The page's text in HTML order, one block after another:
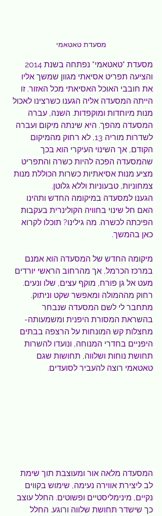
מסעדת טאטאמי
והציעה תפריט אסיאתי מגוון שמשך אליו
את חובבי האוכל האסיאתי מכל האזור. זו
הייתה המסעדה אליה הגענו כשרצינו לאכול
מנות מיוחדות ומוקפדות. השנה, עברה
המסעדה מהפך. היא שינתה מיקום ועברה
לשדרות מוריה 13, לא רחוק מהמיקום
הקודם, אך השינוי העיקרי הוא בכך
שהמסעדה הפכה להיות כשרה והתפריט
מציע מנות אסיאתיות כשרות הכוללת מנות
צמחוניות, טבעוניות וללא גלוטן.
הגענו למסעדה במיקומה החדש ותהינו
האם חל שינוי בחוויה הקולינרית בעקבות
הפיכתה לכשרה. מה גילינו? תוכלו לקרוא
כאן בהמשך.
מיקומה החדש של המסעדה הוא אמנם
במרכז הכרמל, אך מהרחוב הראשי יורדים
מעט אל גן פורח, מוקף עצים, שלו ונעים.
רחוק מההמולה ומאפשר שקט וניתוק.
מתחבר לי לשם המסעדה שנבחר
בהשראת המסורת היפנית ומשמעותה-
מחצלות קש המונחות על הרצפה בבתים
היפניים בחדרי המנוחה, ונועדו להשרות
תחושת נוחות ושלווה, תחושות שגם
טאטאמי רוצה להעביר לסועדים.
המסעדה מלאה אור ומעוצבת תוך שימת
לב ליצירת אווירה נעימה, שימוש בקווים
נקיים, מינימליסטיים ופשוטים. החלל עוצב
כך שישדר תחושת שלווה ורוגע. החלל